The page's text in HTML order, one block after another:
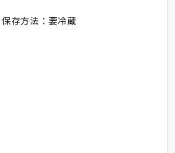
保存方法：要冷蔵